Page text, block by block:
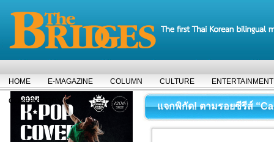
HOME E-MAGAZINE COLUMN CULTURE ENTERTAINMENT
COVER STORY แจกพิกัด! ตามรอยซีรีส์